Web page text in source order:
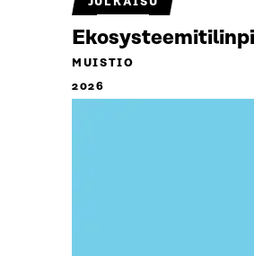
JULKAISU
MUISTIO
2026